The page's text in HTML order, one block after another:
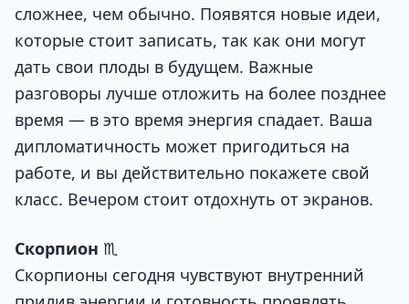
сложнее, чем обычно. Появятся новые идеи,
которые стоит записать, так как они могут
дать свои плоды в будущем. Важные
разговоры лучше отложить на более позднее
время — в это время энергия спадает. Ваша
дипломатичность может пригодиться на
работе, и вы действительно покажете свой
класс. Вечером стоит отдохнуть от экранов.
Скорпион ♏
Скорпионы сегодня чувствуют внутренний